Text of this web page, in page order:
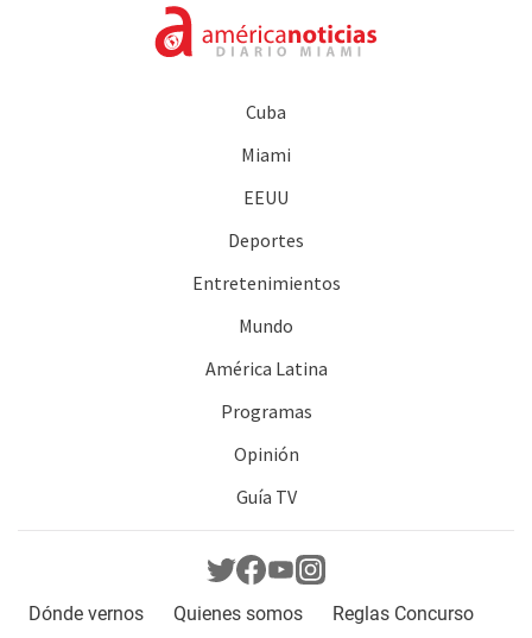
Cuba
Miami
EEUU
Deportes
Entretenimientos
Mundo
América Latina
Programas
Opinión
Guía TV
Dónde vernos Quienes somos Reglas Concurso